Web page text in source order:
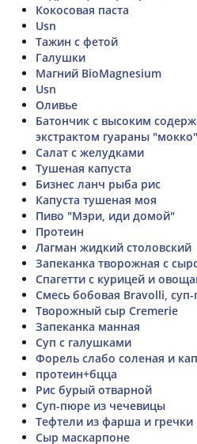
Кокосовая паста
Usn
Тажин с фетой
Галушки
Магний BioMagnesium
Usn
Оливье
Батончик с высоким
экстрактом гуараны
Салат с желудками
Тушеная капуста
Бизнес ланч рыба рис
Капуста тушеная моя
Пиво "Мэри, иди домой"
Протеин
Лагман жидкий столовский
Запеканка творожная с
Спагетти с курицей и
Смесь бобовая Bravolli,
Творожный сыр Cremerie
Запеканка манная
Суп с галушками
Форель слабо соленая и
протеин+бцца
Рис бурый отварной
Суп-пюре из чечевицы
Тефтели из фарша и гречки
Сыр маскарпоне